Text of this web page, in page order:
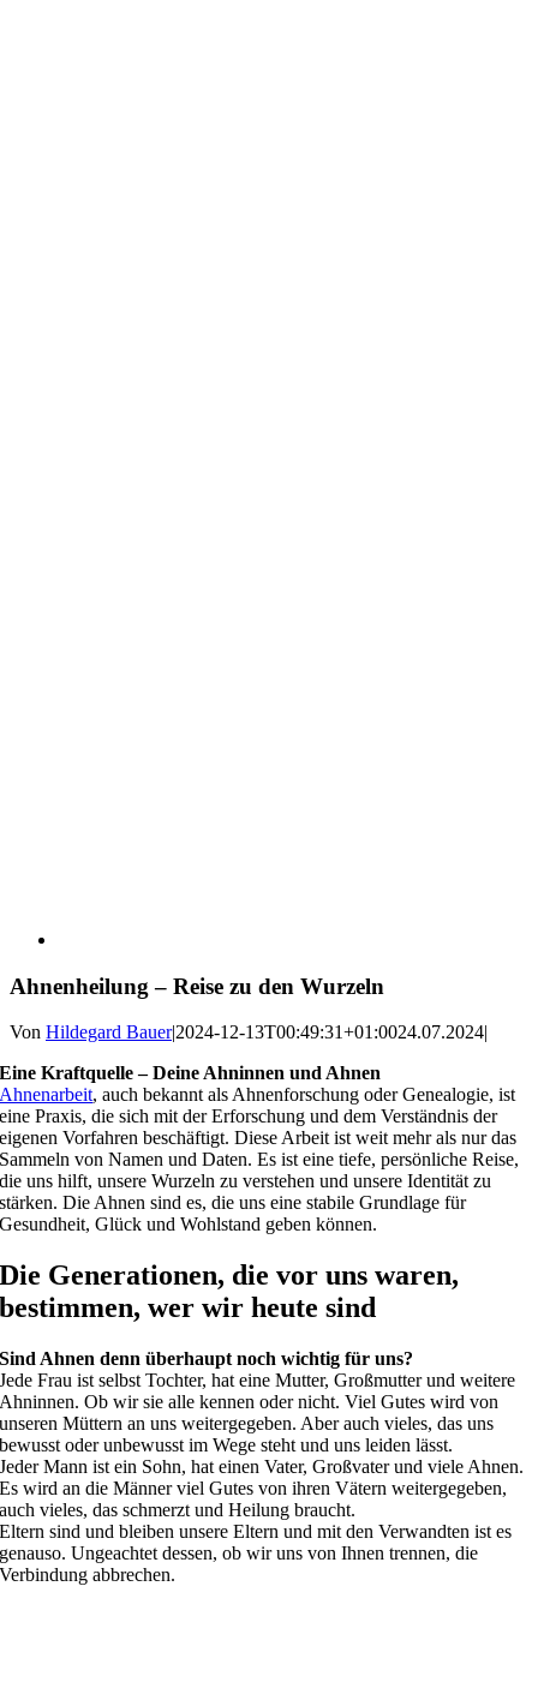
Ahnenheilung – Reise zu den Wurzeln
Von Hildegard Bauer|2024-12-13T00:49:31+01:0024.07.2024|
Eine Kraftquelle – Deine Ahninnen und Ahnen
Ahnenarbeit, auch bekannt als Ahnenforschung oder Genealogie, ist
eine Praxis, die sich mit der Erforschung und dem Verständnis der
eigenen Vorfahren beschäftigt. Diese Arbeit ist weit mehr als nur das
Sammeln von Namen und Daten. Es ist eine tiefe, persönliche Reise,
die uns hilft, unsere Wurzeln zu verstehen und unsere Identität zu
stärken. Die Ahnen sind es, die uns eine stabile Grundlage für
Gesundheit, Glück und Wohlstand geben können.
Die Generationen, die vor uns waren,
bestimmen, wer wir heute sind
Sind Ahnen denn überhaupt noch wichtig für uns?
Jede Frau ist selbst Tochter, hat eine Mutter, Großmutter und weitere
Ahninnen. Ob wir sie alle kennen oder nicht. Viel Gutes wird von
unseren Müttern an uns weitergegeben. Aber auch vieles, das uns
bewusst oder unbewusst im Wege steht und uns leiden lässt.
Jeder Mann ist ein Sohn, hat einen Vater, Großvater und viele Ahnen.
Es wird an die Männer viel Gutes von ihren Vätern weitergegeben,
auch vieles, das schmerzt und Heilung braucht.
Eltern sind und bleiben unsere Eltern und mit den Verwandten ist es
genauso. Ungeachtet dessen, ob wir uns von Ihnen trennen, die
Verbindung abbrechen.